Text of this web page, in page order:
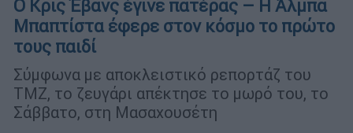
Ο Κρις Έβανς έγινε πατέρας – Η Άλμπα
Μπαπτίστα έφερε στον κόσμο το πρώτο
τους παιδί
Σύμφωνα με αποκλειστικό ρεπορτάζ του
TMZ, το ζευγάρι απέκτησε το μωρό του, το
Σάββατο, στη Μασαχουσέτη